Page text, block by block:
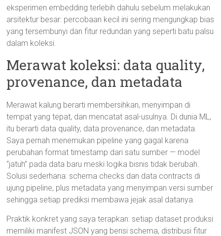
eksperimen embedding terlebih dahulu sebelum melakukan
arsitektur besar: percobaan kecil ini sering mengungkap bias
yang tersembunyi dan fitur redundan yang seperti batu palsu
dalam koleksi.
Merawat koleksi: data quality,
provenance, dan metadata
Merawat kalung berarti membersihkan, menyimpan di
tempat yang tepat, dan mencatat asal-usulnya. Di dunia ML,
itu berarti data quality, data provenance, dan metadata.
Saya pernah menemukan pipeline yang gagal karena
perubahan format timestamp dari satu sumber — model
“jatuh” pada data baru meski logika bisnis tidak berubah.
Solusi sederhana: schema checks dan data contracts di
ujung pipeline, plus metadata yang menyimpan versi sumber
sehingga setiap prediksi membawa jejak asal datanya.
Praktik konkret yang saya terapkan: setiap dataset produksi
memiliki manifest JSON yang berisi schema, distribusi fitur